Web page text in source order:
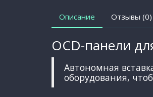
Описание Отзывы (0)
OCD-панели
Автономная
оборудования,